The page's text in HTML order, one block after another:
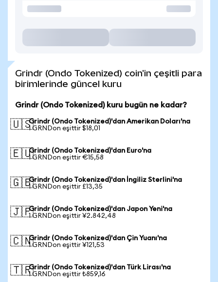
Grindr (Ondo Tokenized) coin'in çeşitli para
birimlerinde güncel kuru
Grindr (Ondo Tokenized) kuru bugün ne kadar?
🇺🇸Grindr (Ondo Tokenized)'dan Amerikan Doları'na
1 GRNDon eşittir $18,01
🇪🇺Grindr (Ondo Tokenized)'dan Euro'na
1 GRNDon eşittir €15,58
🇬🇧Grindr (Ondo Tokenized)'dan İngiliz Sterlini'na
1 GRNDon eşittir £13,35
🇯🇵Grindr (Ondo Tokenized)'dan Japon Yeni'na
1 GRNDon eşittir ¥2.842,48
🇨🇳Grindr (Ondo Tokenized)'dan Çin Yuanı'na
1 GRNDon eşittir ¥121,53
🇹🇷Grindr (Ondo Tokenized)'dan Türk Lirası'na
1 GRNDon eşittir ₺859,16